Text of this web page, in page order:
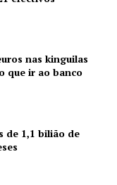
nas kinguilas
que ir ao banco
de 1,1 bilião de